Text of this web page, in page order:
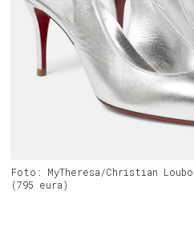
Foto: MyTheresa/Christian
(795 eura)